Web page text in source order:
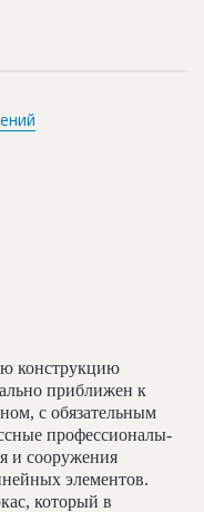
конструкцию
приближен к
с обязательным
профессионалы-
и сооружения
элементов.
который в